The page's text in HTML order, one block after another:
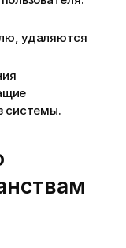
удаляются
системы.